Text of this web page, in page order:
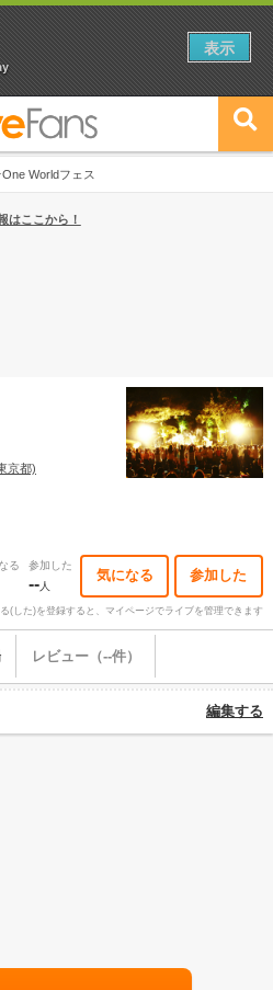
Worldフェス
年上半期編発表！
はここから！
京都)
る 参加した
--人
気になる 参加した
(した)を登録すると、マイページでライブを管理できます
レビュー（--件）
編集する
表示